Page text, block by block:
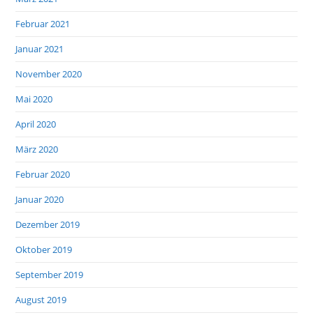
Februar 2021
Januar 2021
November 2020
Mai 2020
April 2020
März 2020
Februar 2020
Januar 2020
Dezember 2019
Oktober 2019
September 2019
August 2019